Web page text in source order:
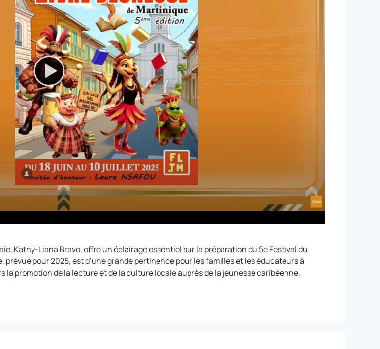
Kathy-Liana Bravo, offre un éclairage essentiel sur la préparation du 5e Festival du
pour 2025, est d’une grande pertinence pour les familles et les éducateurs à
la promotion de la lecture et de la culture locale auprès de la jeunesse caribéenne.